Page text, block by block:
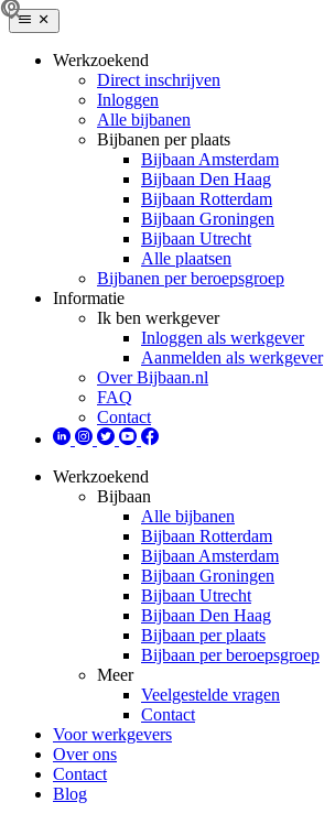
Werkzoekend
Direct inschrijven
Inloggen
Alle bijbanen
Bijbanen per plaats
Bijbaan Amsterdam
Bijbaan Den Haag
Bijbaan Rotterdam
Bijbaan Groningen
Bijbaan Utrecht
Alle plaatsen
Bijbanen per beroepsgroep
Informatie
Ik ben werkgever
Inloggen als werkgever
Aanmelden als werkgever
Over Bijbaan.nl
FAQ
Contact
Werkzoekend
Bijbaan
Alle bijbanen
Bijbaan Rotterdam
Bijbaan Amsterdam
Bijbaan Groningen
Bijbaan Utrecht
Bijbaan Den Haag
Bijbaan per plaats
Bijbaan per beroepsgroep
Meer
Veelgestelde vragen
Contact
Voor werkgevers
Over ons
Contact
Blog